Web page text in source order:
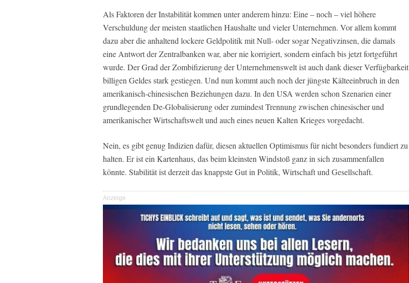
Als Faktoren der Instabilität kommen unter anderem hinzu: Eine – noch – viel höhere
Verschuldung der meisten staatlichen Haushalte und vieler Unternehmen. Vor allem kommt
dazu aber die anhaltend lockere Geldpolitik mit Null- oder sogar Negativzinsen, die damals
eine Antwort der Zentralbanken war, aber nie korrigiert, sondern einfach bis jetzt fortgeführt
wurde. Der Grad der Zombifizierung der Unternehmenswelt ist auch dank dieser Verfügbarkeit
billigen Geldes stark gestiegen. Und nun kommt auch noch der jüngste Kälteeinbruch in den
amerikanisch-chinesischen Beziehungen dazu. In den USA werden schon Szenarien einer
grundlegenden De-Globalisierung oder zumindest Trennung zwischen chinesischer und
amerikanischer Wirtschaftswelt und auch eines neuen Kalten Krieges vorgedacht.
Nein, es gibt genug Indizien dafür, diesen aktuellen Optimismus für nicht besonders fundiert zu
halten. Er ist ein Kartenhaus, das beim kleinsten Windstoß ganz in sich zusammenfallen
könnte. Stabilität ist derzeit das knappste Gut in Politik, Wirtschaft und Gesellschaft.
Anzeige